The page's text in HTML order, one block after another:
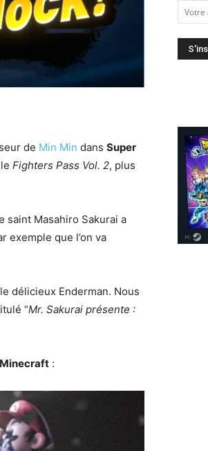
de Min Min dans Super
Fighters Pass Vol. 2, plus
saint Masahiro Sakurai a
exemple que l’on va
délicieux Enderman. Nous
“Mr. Sakurai présente :
Minecraft :